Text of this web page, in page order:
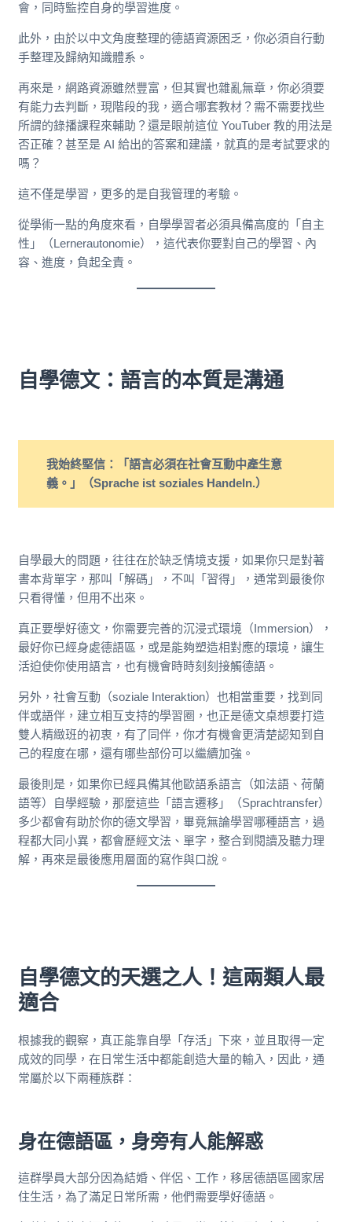
會，同時監控自身的學習進度。
此外，由於以中文角度整理的德語資源困乏，你必須自行動
手整理及歸納知識體系。
再來是，網路資源雖然豐富，但其實也雜亂無章，你必須要
有能力去判斷，現階段的我，適合哪套教材？需不需要找些
所謂的錄播課程來輔助？還是眼前這位 YouTuber 教的用法是
否正確？甚至是 AI 給出的答案和建議，就真的是考試要求的
嗎？
這不僅是學習，更多的是自我管理的考驗。
從學術一點的角度來看，自學學習者必須具備高度的「自主
性」（Lernerautonomie），這代表你要對自己的學習、內
容、進度，負起全責。
自學德文：語言的本質是溝通
我始終堅信：「語言必須在社會互動中產生意
義。」（Sprache ist soziales Handeln.）
自學最大的問題，往往在於缺乏情境支援，如果你只是對著
書本背單字，那叫「解碼」，不叫「習得」，通常到最後你
只看得懂，但用不出來。
真正要學好德文，你需要完善的沉浸式環境（Immersion），
最好你已經身處德語區，或是能夠塑造相對應的環境，讓生
活迫使你使用語言，也有機會時時刻刻接觸德語。
另外，社會互動（soziale Interaktion）也相當重要，找到同
伴或語伴，建立相互支持的學習圈，也正是德文桌想要打造
雙人精緻班的初衷，有了同伴，你才有機會更清楚認知到自
己的程度在哪，還有哪些部份可以繼續加強。
最後則是，如果你已經具備其他歐語系語言（如法語、荷蘭
語等）自學經驗，那麼這些「語言遷移」（Sprachtransfer）
多少都會有助於你的德文學習，畢竟無論學習哪種語言，過
程都大同小異，都會歷經文法、單字，整合到閱讀及聽力理
解，再來是最後應用層面的寫作與口說。
自學德文的天選之人！這兩類人最
適合
根據我的觀察，真正能靠自學「存活」下來，並且取得一定
成效的同學，在日常生活中都能創造大量的輸入，因此，通
常屬於以下兩種族群：
身在德語區，身旁有人能解惑
這群學員大部分因為結婚、伴侶、工作，移居德語區國家居
住生活，為了滿足日常所需，他們需要學好德語。